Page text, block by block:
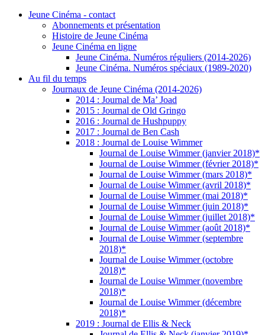
Jeune Cinéma - contact
Abonnements et présentation
Histoire de Jeune Cinéma
Jeune Cinéma en ligne
Jeune Cinéma. Numéros réguliers (2014-2026)
Jeune Cinéma. Numéros spéciaux (1989-2020)
Au fil du temps
Journaux de Jeune Cinéma (2014-2026)
2014 : Journal de Ma’ Joad
2015 : Journal de Old Gringo
2016 : Journal de Hushpuppy
2017 : Journal de Ben Cash
2018 : Journal de Louise Wimmer
Journal de Louise Wimmer (janvier 2018)*
Journal de Louise Wimmer (février 2018)*
Journal de Louise Wimmer (mars 2018)*
Journal de Louise Wimmer (avril 2018)*
Journal de Louise Wimmer (mai 2018)*
Journal de Louise Wimmer (juin 2018)*
Journal de Louise Wimmer (juillet 2018)*
Journal de Louise Wimmer (août 2018)*
Journal de Louise Wimmer (septembre
2018)*
Journal de Louise Wimmer (octobre
2018)*
Journal de Louise Wimmer (novembre
2018)*
Journal de Louise Wimmer (décembre
2018)*
2019 : Journal de Ellis & Neck